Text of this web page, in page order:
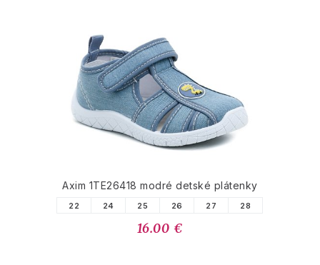
Axim 1TE26418 modré detské plátenky
22 24 25 26 27 28
16.00 €